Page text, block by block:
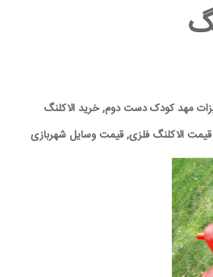
مهد کودک دست دوم, خرید الاکلنگ
الاکلنگ فلزی, قیمت وسایل شهربازی